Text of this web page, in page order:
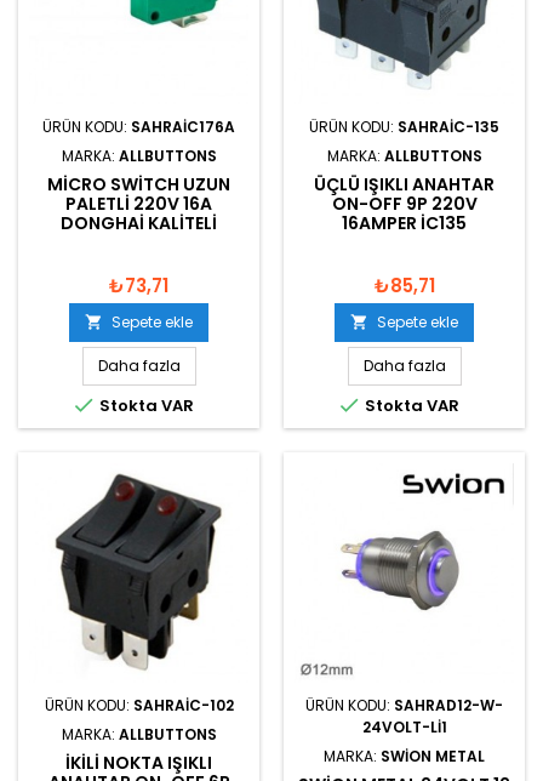
ÜRÜN KODU: SAHRAIC176A
MARKA: ALLBUTTONS
MICRO SWITCH UZUN
PALETLI 220V 16A
DONGHAI KALITELI
₺73,71
 Sepete ekle
Daha fazla
 Stokta VAR
ÜRÜN KODU: SAHRAIC-135
MARKA: ALLBUTTONS
ÜÇLÜ IŞIKLI ANAHTAR
ON-OFF 9P 220V
16AMPER IC135
₺85,71
 Sepete ekle
Daha fazla
 Stokta VAR
ÜRÜN KODU: SAHRAIC-102
MARKA: ALLBUTTONS
IKILI NOKTA IŞIKLI
ÜRÜN KODU: SAHRAD12-W-
24VOLT-LI1
MARKA: SWION METAL